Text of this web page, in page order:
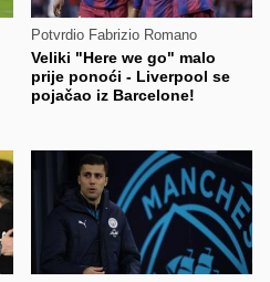
Potvrdio Fabrizio Romano
Veliki "Here we go" malo
prije ponoći - Liverpool se
pojačao iz Barcelone!